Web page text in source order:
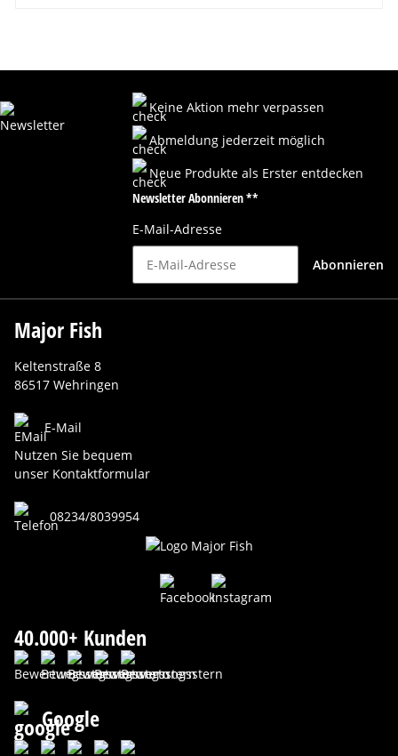
Keine Aktion mehr verpassen
Abmeldung jederzeit möglich
Neue Produkte als Erster entdecken
Newsletter Abonnieren **
E-Mail-Adresse
Abonnieren
Major Fish
Keltenstraße 8
86517 Wehringen
E-Mail
Nutzen Sie bequem
unser Kontaktformular
08234/8039954
40.000+ Kunden
Google